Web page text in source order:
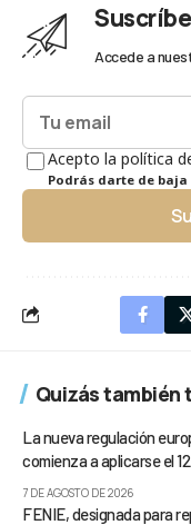
Accede a
Acepto la política
Podrás darte de
Quizás también
La nueva regulación
comienza a aplicarse el
7 DE AGOSTO DE 2026
FENIE, designada para